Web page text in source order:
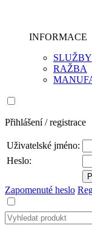
INFORMACE
SLUŽBY
RAŽBA
Přihlášení / registrace
Uživatelské jméno:
Heslo:
Zapomenuté heslo